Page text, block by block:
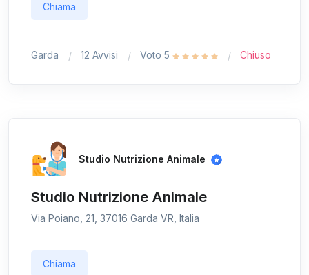
Chiama
Garda 12 Avvisi Voto 5 Chiuso
Studio Nutrizione Animale
Studio Nutrizione Animale
Via Poiano, 21, 37016 Garda VR, Italia
Chiama